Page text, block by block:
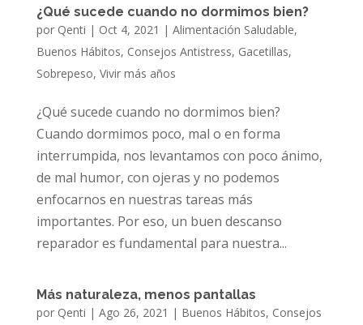
¿Qué sucede cuando no dormimos bien?
por Qenti | Oct 4, 2021 | Alimentación Saludable,
Buenos Hábitos, Consejos Antistress, Gacetillas,
Sobrepeso, Vivir más años
¿Qué sucede cuando no dormimos bien?
Cuando dormimos poco, mal o en forma
interrumpida, nos levantamos con poco ánimo,
de mal humor, con ojeras y no podemos
enfocarnos en nuestras tareas más
importantes. Por eso, un buen descanso
reparador es fundamental para nuestra...
Más naturaleza, menos pantallas
por Qenti | Ago 26, 2021 | Buenos Hábitos, Consejos